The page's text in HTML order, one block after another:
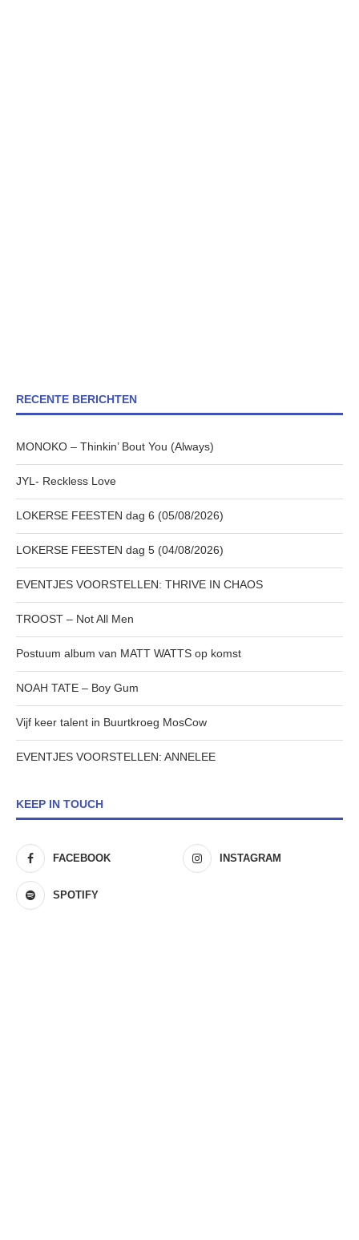
RECENTE BERICHTEN
MONOKO – Thinkin’ Bout You (Always)
JYL- Reckless Love
LOKERSE FEESTEN dag 6 (05/08/2026)
LOKERSE FEESTEN dag 5 (04/08/2026)
EVENTJES VOORSTELLEN: THRIVE IN CHAOS
TROOST – Not All Men
Postuum album van MATT WATTS op komst
NOAH TATE – Boy Gum
Vijf keer talent in Buurtkroeg MosCow
EVENTJES VOORSTELLEN: ANNELEE
KEEP IN TOUCH
FACEBOOK INSTAGRAM
SPOTIFY